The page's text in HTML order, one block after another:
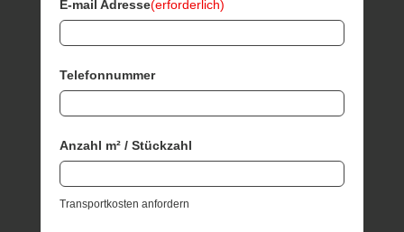
E-mail Adresse(erforderlich)
Telefonnummer
Anzahl m² / Stückzahl
Transportkosten anfordern